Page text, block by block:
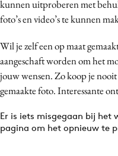
kunnen uitproberen met
foto’s en video’s te kunnen
Wil je zelf een op maat
aangeschaft worden om het
jouw wensen. Zo koop je
gemaakte foto. Interessante
Er is iets misgegaan bij het
pagina om het opnieuw te